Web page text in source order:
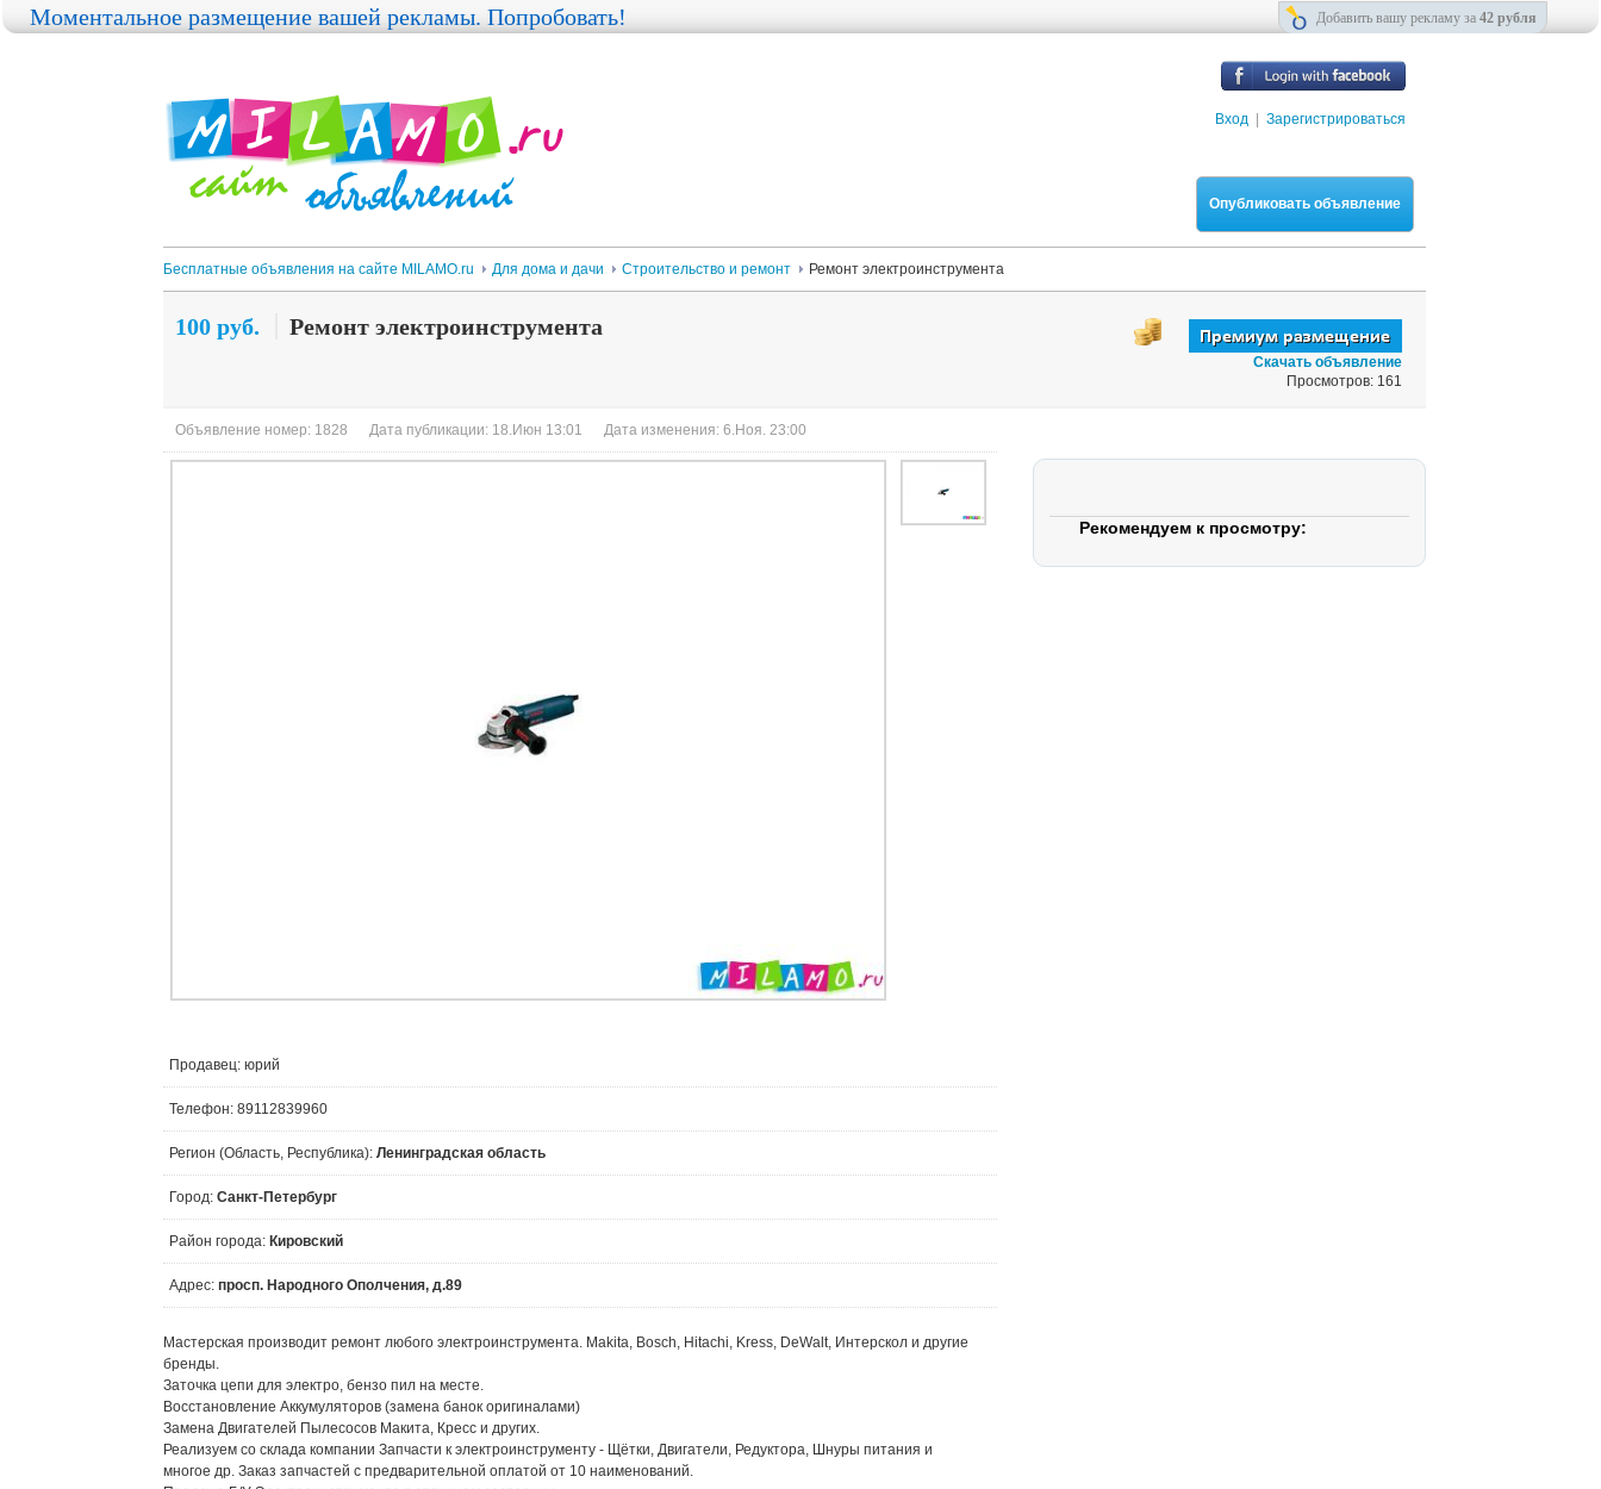
Вход Зарегистрироваться
Опубликовать объявление
Бесплатные объявления на сайте MILAMO.ru Для дома и дачи Строительство и ремонт Ремонт электроинструмента
100 руб. Ремонт электроинструмента
Скачать объявление
Просмотров: 161
Объявление номер: 1828 Дата публикации: 18.Июн 13:01 Дата изменения: 6.Ноя. 23:00
Продавец: юрий
Телефон: 89112839960
Регион (Область, Республика): Ленинградская область
Город: Санкт-Петербург
Район города: Кировский
Адрес: просп. Народного Ополчения, д.89
Мастерская производит ремонт любого электроинструмента. Makita, Bosch, Hitachi, Kress, DeWalt, Интерскол и другие
бренды.
Заточка цепи для электро, бензо пил на месте.
Восстановление Аккумуляторов (замена банок оригиналами)
Замена Двигателей Пылесосов Макита, Кресс и других.
Реализуем со склада компании Запчасти к электроинструменту - Щётки, Двигатели, Редуктора, Шнуры питания и
многое др. Заказ запчастей с предварительной оплатой от 10 наименований.
Моментальное размещение вашей рекламы. Попробовать! Добавить вашу рекламу за 42 рубля
Рекомендуем к просмотру: